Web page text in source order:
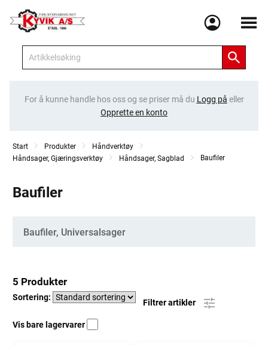
Meny
For å kunne handle hos oss og se priser må du Logg på eller
Opprette en konto
Start Produkter
Håndverktøy
Håndsager, Gjæringsverktøy
Håndsager, Sagblad Baufiler
Baufiler
Kategorier
Baufiler, Universalsager
5 Produkter
Sortering:
Filtrer artikler
Vis bare lagervarer